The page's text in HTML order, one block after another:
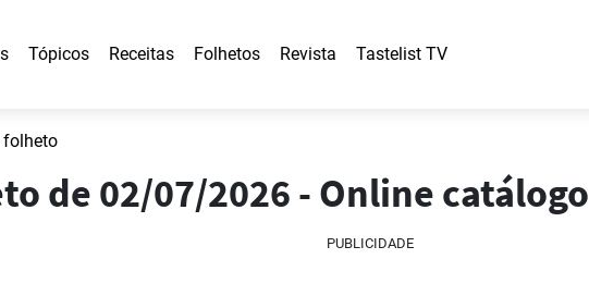
Tópicos Receitas Folhetos Revista Tastelist TV
folheto
de 02/07/2026 - Online catálogo
PUBLICIDADE